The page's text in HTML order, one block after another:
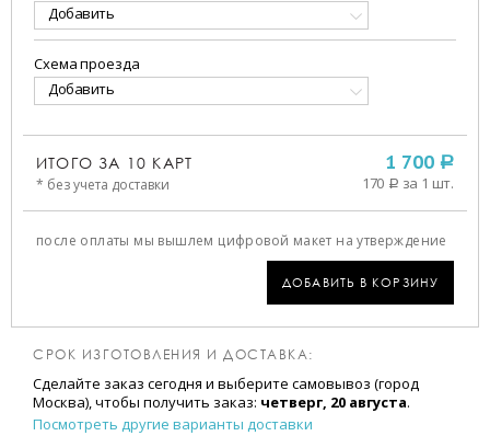
Добавить
Схема проезда
Добавить
ИТОГО ЗА 10 КАРТ
* без учета доставки
1 700 a
170 a за 1 шт.
после оплаты мы вышлем цифровой макет на утверждение
ДОБАВИТЬ В КОРЗИНУ
СРОК ИЗГОТОВЛЕНИЯ И ДОСТАВКА:
Сделайте заказ сегодня и выберите самовывоз (город
Москва), чтобы получить заказ: четверг, 20 августа.
Посмотреть другие варианты доставки